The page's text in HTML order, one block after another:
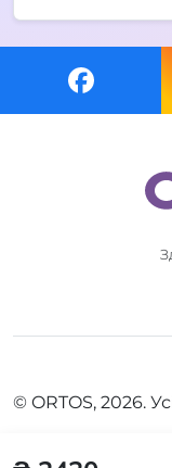
© ORTOS, 2026.